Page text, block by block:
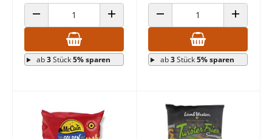
ANZAHL VERRINGERN ANZAHL ERHÖHEN
ab3Stück5% sparen
ANZAHL VERRINGERN ANZAHL
ab3Stück5% sparen